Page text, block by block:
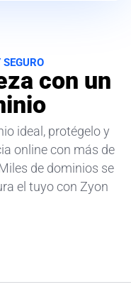
SEGURO
con un
ideal, protégelo y
online con más de
de dominios se
el tuyo con Zyon